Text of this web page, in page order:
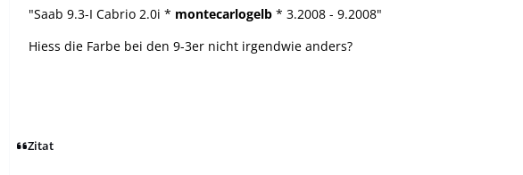
"Saab 9.3-I Cabrio 2.0i * montecarlogelb * 3.2008 - 9.2008"
Hiess die Farbe bei den 9-3er nicht irgendwie anders?
Zitat